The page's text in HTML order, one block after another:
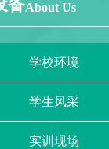
备About Us
学校环境
学生风采
实训现场